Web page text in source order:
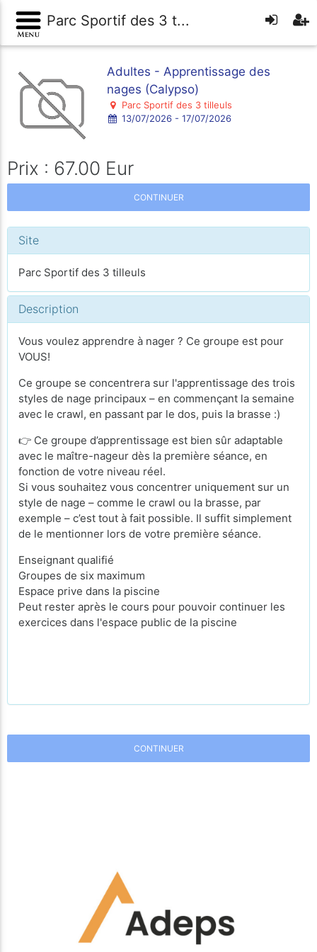
Parc Sportif des 3 t...
Adultes - Apprentissage des
nages (Calypso)
Parc Sportif des 3 tilleuls
13/07/2026 - 17/07/2026
Prix : 67.00 Eur
CONTINUER
Site
Parc Sportif des 3 tilleuls
Description
Vous voulez apprendre à nager ? Ce groupe est pour
VOUS!
Ce groupe se concentrera sur l'apprentissage des trois
styles de nage principaux – en commençant la semaine
avec le crawl, en passant par le dos, puis la brasse :)
👉 Ce groupe d’apprentissage est bien sûr adaptable
avec le maître-nageur dès la première séance, en
fonction de votre niveau réel.
Si vous souhaitez vous concentrer uniquement sur un
style de nage – comme le crawl ou la brasse, par
exemple – c’est tout à fait possible. Il suffit simplement
de le mentionner lors de votre première séance.
Enseignant qualifié
Groupes de six maximum
Espace prive dans la piscine
Peut rester après le cours pour pouvoir continuer les
exercices dans l'espace public de la piscine
CONTINUER